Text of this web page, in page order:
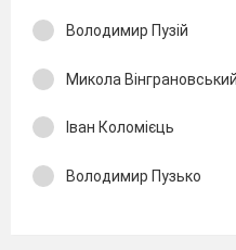
Володимир Пузій
Микола Вінграновський
Іван Коломієць
Володимир Пузько